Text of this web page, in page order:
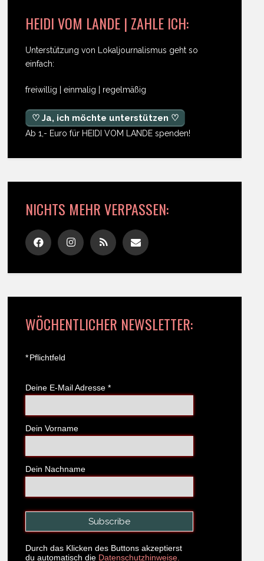
HEIDI VOM LANDE | ZAHLE ICH:
Unterstützung von Lokaljournalismus geht so
einfach:
freiwillig | einmalig | regelmäßig
♡ Ja, ich möchte unterstützen ♡
Ab 1,- Euro für HEIDI VOM LANDE spenden!
NICHTS MEHR VERPASSEN:
WÖCHENTLICHER NEWSLETTER:
*Pflichtfeld
Deine E-Mail Adresse *
Dein Vorname
Dein Nachname
Durch das Klicken des Buttons akzeptierst
du automatisch die Datenschutzhinweise.